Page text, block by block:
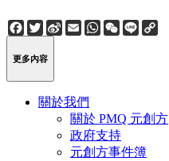
Facebook
Twitter
Sina
Weibo
EmailWhatsApp
WeChat
Line
更多內容
關於我們
關於 PMQ 元創方
政府支持
元創方事件簿